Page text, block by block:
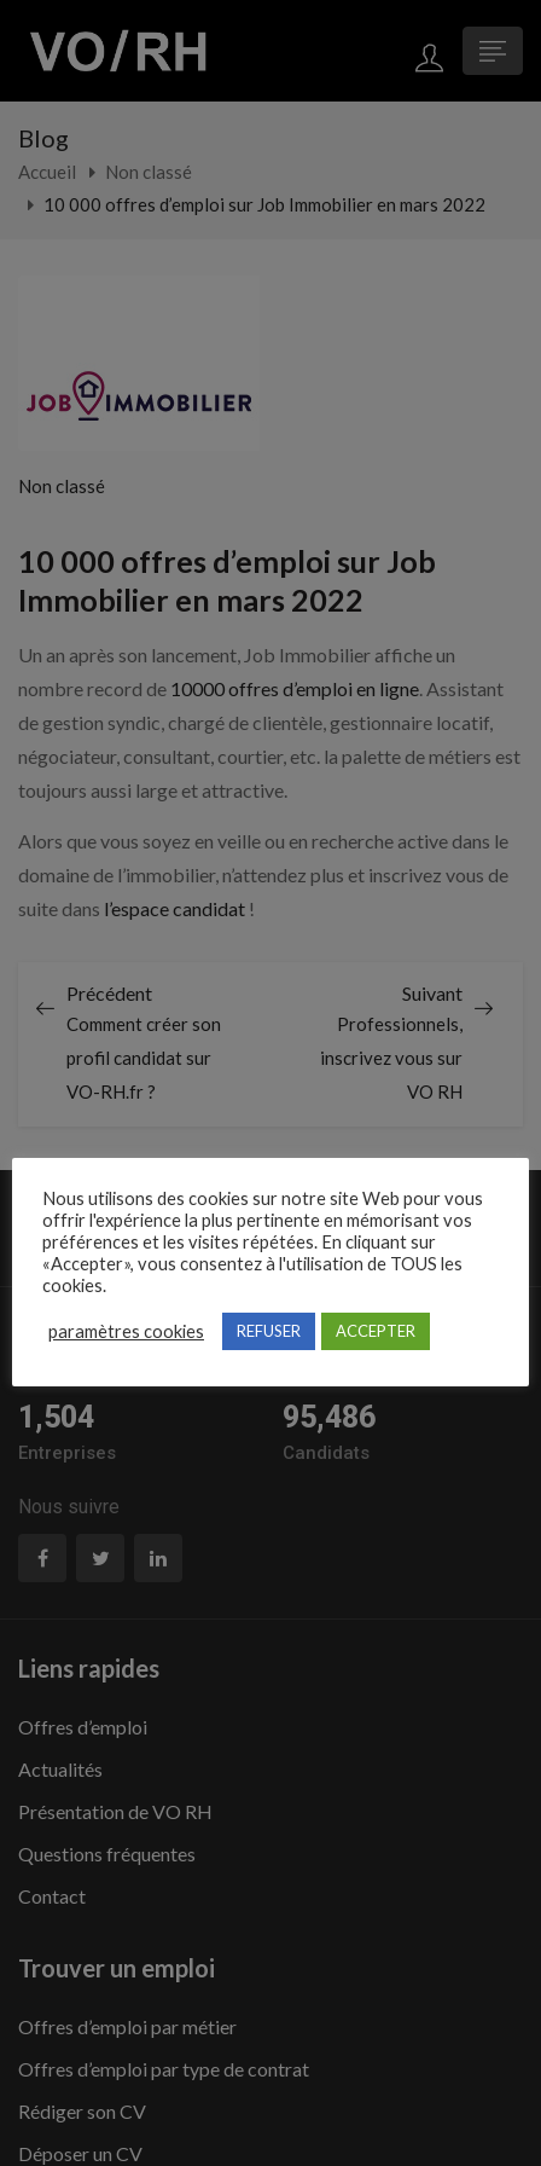
Blog
Accueil
Non classé
10 000 offres d’emploi sur Job Immobilier en mars 2022
Non classé
10 000 offres d’emploi sur Job
Immobilier en mars 2022
Un an après son lancement, Job Immobilier affiche un
nombre record de 10000 offres d’emploi en ligne. Assistant
de gestion syndic, chargé de clientèle, gestionnaire locatif,
négociateur, consultant, courtier, etc. la palette de métiers est
toujours aussi large et attractive.
Alors que vous soyez en veille ou en recherche active dans le
domaine de l’immobilier, n’attendez plus et inscrivez vous de
suite dans l’espace candidat !
Précédent
Comment créer son
profil candidat sur
VO-RH.fr ?
Suivant
Professionnels,
inscrivez vous sur
VO RH
10,389 57235
1,504
Entreprises
95,486
Candidats
Nous suivre
Liens rapides
Offres d’emploi
Actualités
Présentation de VO RH
Questions fréquentes
Contact
Trouver un emploi
Offres d’emploi par métier
Offres d’emploi par type de contrat
Rédiger son CV
Déposer un CV
Nous utilisons des cookies sur notre site Web pour vous
offrir l'expérience la plus pertinente en mémorisant vos
préférences et les visites répétées. En cliquant sur
«Accepter», vous consentez à l'utilisation de TOUS les
cookies.
paramètres cookies REFUSER ACCEPTER